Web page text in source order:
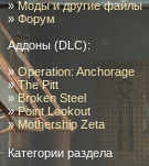
»Моды и другие файлы
» Форум
Аддоны (DLC):
»Operation: Anchorage
»The Pitt
»Broken Steel
»Point Lookout
»Mothership Zeta
Категории раздела